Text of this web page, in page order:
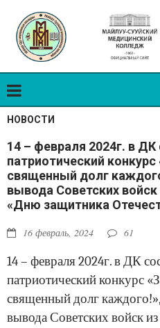
НОВОСТИ
14 – февраля 2024г. в
патриотический
священный долг
вывода Советских
«Дню защитника
16 февраль, 2024 61
14 – февраля 2024г. в ДК
патриотический конкурс
священный долг
вывода Советских войск